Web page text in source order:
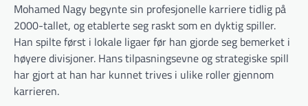
Mohamed Nagy begynte sin profesjonelle karriere tidlig på
2000-tallet, og etablerte seg raskt som en dyktig spiller.
Han spilte først i lokale ligaer før han gjorde seg bemerket i
høyere divisjoner. Hans tilpasningsevne og strategiske spill
har gjort at han har kunnet trives i ulike roller gjennom
karrieren.